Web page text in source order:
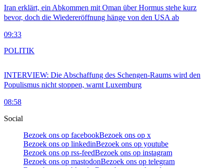
Iran erklärt, ein Abkommen mit Oman über Hormus stehe kurz
bevor, doch die Wiedereröffnung hänge von den USA ab
09:33
INTERVIEW: Die Abschaffung des Schengen-Raums wird den
Populismus nicht stoppen, warnt Luxemburg
08:58
POLITIK
Social
Bezoek ons op facebookBezoek ons op x
Bezoek ons op linkedinBezoek ons op youtube
Bezoek ons op rss-feedBezoek ons op instagram
Bezoek ons op mastodonBezoek ons op telegram